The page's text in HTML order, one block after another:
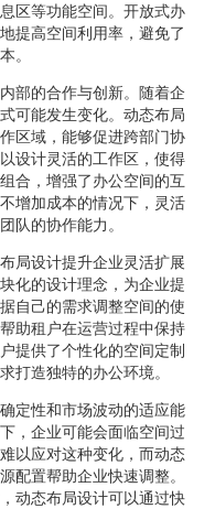
区等功能空间。开放式办
提高空间利用率，避免了
。
部的合作与创新。随着企
可能发生变化。动态布局
区域，能够促进跨部门协
设计灵活的工作区，使得
合，增强了办公空间的互
增加成本的情况下，灵活
队的协作能力。
局设计提升企业灵活扩展
化的设计理念，为企业提
自己的需求调整空间的使
助租户在运营过程中保持
提供了个性化的空间定制
打造独特的办公环境。
定性和市场波动的适应能
，企业可能会面临空间过
以应对这种变化，而动态
配置帮助企业快速调整。
动态布局设计可以通过快